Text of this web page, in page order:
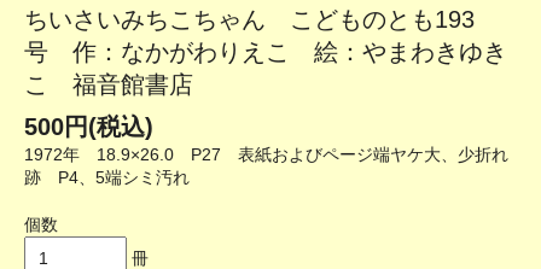
ちいさいみちこちゃん こどものとも193
号 作：なかがわりえこ 絵：やまわきゆき
こ 福音館書店
500円(税込)
1972年 18.9×26.0 P27 表紙およびページ端ヤケ大、少折れ
跡 P4、5端シミ汚れ
個数
冊